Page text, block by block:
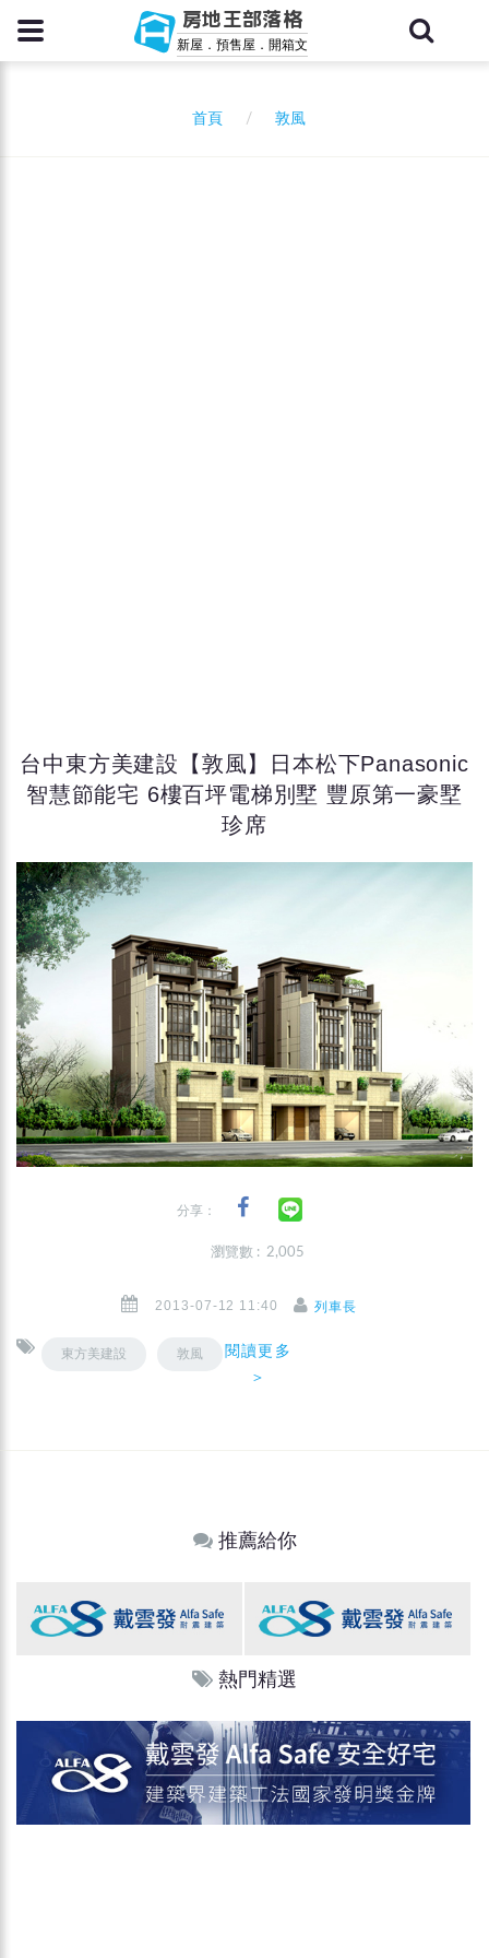
房地王部落格
新屋．預售屋．開箱文
首頁 敦風
台中東方美建設【敦風】日本松下Panasonic
智慧節能宅 6樓百坪電梯別墅 豐原第一豪墅
珍席
分享：
瀏覽數 : 2,005
2013-07-12 11:40 列車長
東方美建設 敦風
閱讀更多
＞
推薦給你
熱門精選